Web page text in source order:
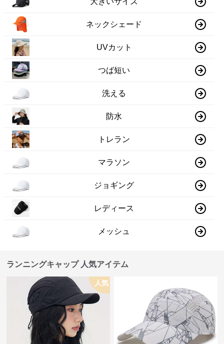
ネックシェード
UVカット
つば短い
洗える
防水
トレラン
マラソン
ジョギング
レディース
メッシュ
ランニングキャップ 人気アイテム
人気